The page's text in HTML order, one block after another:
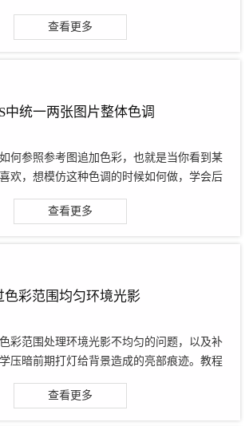
调整，并保留自然的纹理时，分频磨皮技术
分频磨皮技术让···
查看更多
中统一两张图片整体色调
何参照参考图追加色彩，也就是当你看到某
欢，想模仿这种色调的时候如何做，学会后
大帮助，这样在以后看到喜欢的色调就可以
过教程来学习一···
查看更多
色彩范围均匀环境光影
彩范围处理环境光影不均匀的问题，以及补
压暗前期打灯给背景造成的亮部痕迹。教程
迹已通过中性灰
tags/38464/大概处理过一遍，不作重点···
查看更多